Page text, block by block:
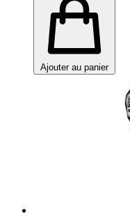
Ajouter au panier